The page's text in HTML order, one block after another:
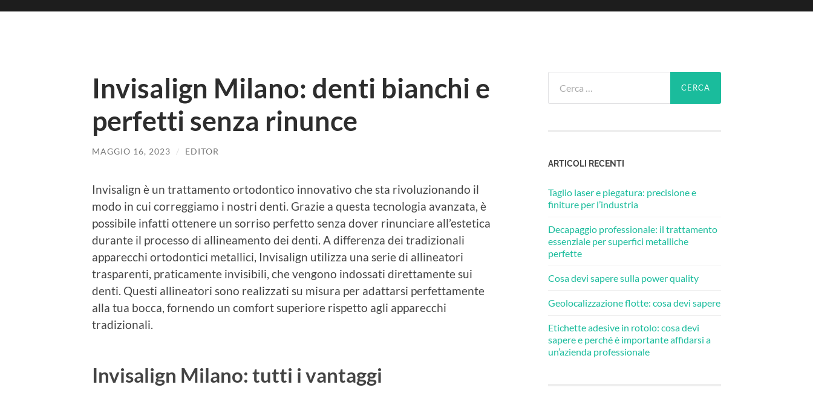
Invisalign Milano: denti bianchi e
perfetti senza rinunce
MAGGIO 16, 2023 / EDITOR
Invisalign è un trattamento ortodontico innovativo che sta rivoluzionando il
modo in cui correggiamo i nostri denti. Grazie a questa tecnologia avanzata, è
possibile infatti ottenere un sorriso perfetto senza dover rinunciare all’estetica
durante il processo di allineamento dei denti. A differenza dei tradizionali
apparecchi ortodontici metallici, Invisalign utilizza una serie di allineatori
trasparenti, praticamente invisibili, che vengono indossati direttamente sui
denti. Questi allineatori sono realizzati su misura per adattarsi perfettamente
alla tua bocca, fornendo un comfort superiore rispetto agli apparecchi
tradizionali.
Invisalign Milano: tutti i vantaggi
per:
ARTICOLI RECENTI
Taglio laser e piegatura: precisione e
finiture per l’industria
Decapaggio professionale: il trattamento
essenziale per superfici metalliche
perfette
Cosa devi sapere sulla power quality
Geolocalizzazione flotte: cosa devi sapere
Etichette adesive in rotolo: cosa devi
sapere e perché è importante affidarsi a
un’azienda professionale